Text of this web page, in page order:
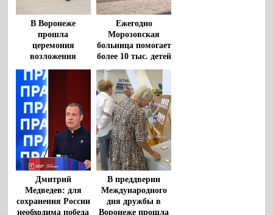
В Воронеже
прошла
церемония
возложения
цветов к
монументу
«Воронеж – родина
ВДВ»
Ежегодно
Морозовская
больница помогает
более 10 тыс. детей
из регионов
Дмитрий
Медведев: для
сохранения России
необходима победа
В преддверии
Международного
дня дружбы в
Воронеже прошла